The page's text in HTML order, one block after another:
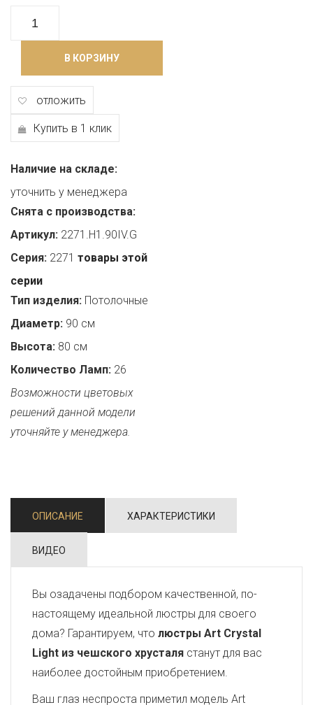
В КОРЗИНУ
отложить
Купить в 1 клик
Наличие на складе:
уточнить у менеджера
Снята с производства:
Артикул: 2271.H1.90IV.G
Серия: 2271 товары этой
серии
Тип изделия: Потолочные
Диаметр: 90 см
Высота: 80 см
Количество Ламп: 26
Возможности цветовых
решений данной модели
уточняйте у менеджера.
ОПИСАНИЕ ХАРАКТЕРИСТИКИ
ВИДЕО
Вы озадачены подбором качественной, по-
настоящему идеальной люстры для своего
дома? Гарантируем, что люстры Art Crystal
Light из чешского хрусталя станут для вас
наиболее достойным приобретением.
Ваш глаз неспроста приметил модель Art